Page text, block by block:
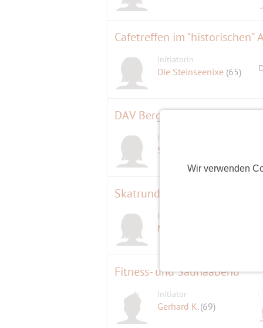
Wir verwenden
Cafetreffen im "historischen"
Initiatorin
Die Steinseenixe (65)
DAV Bergvisionen - Kanada
Initiatorin
Signalkuppe
Skatrunde
Initiatorin
Micandra
Fitness- und Saunaabend
Initiator
Gerhard K.(69)